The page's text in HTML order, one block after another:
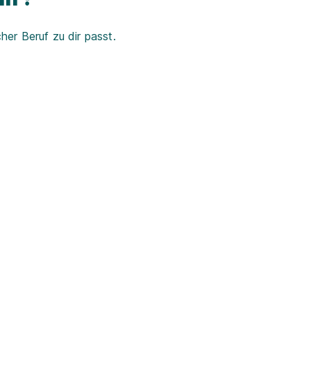
Beruf zu dir passt.